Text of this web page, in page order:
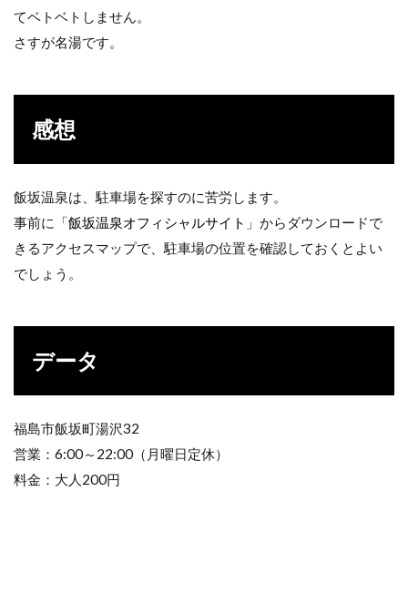
てベトベトしません。
さすが名湯です。
感想
飯坂温泉は、駐車場を探すのに苦労します。
事前に「飯坂温泉オフィシャルサイト 」からダウンロードで
きるアクセスマップで、駐車場の位置を確認しておくとよい
でしょう。
データ
福島市飯坂町湯沢32
営業：6:00～22:00（月曜日定休）
料金：大人200円